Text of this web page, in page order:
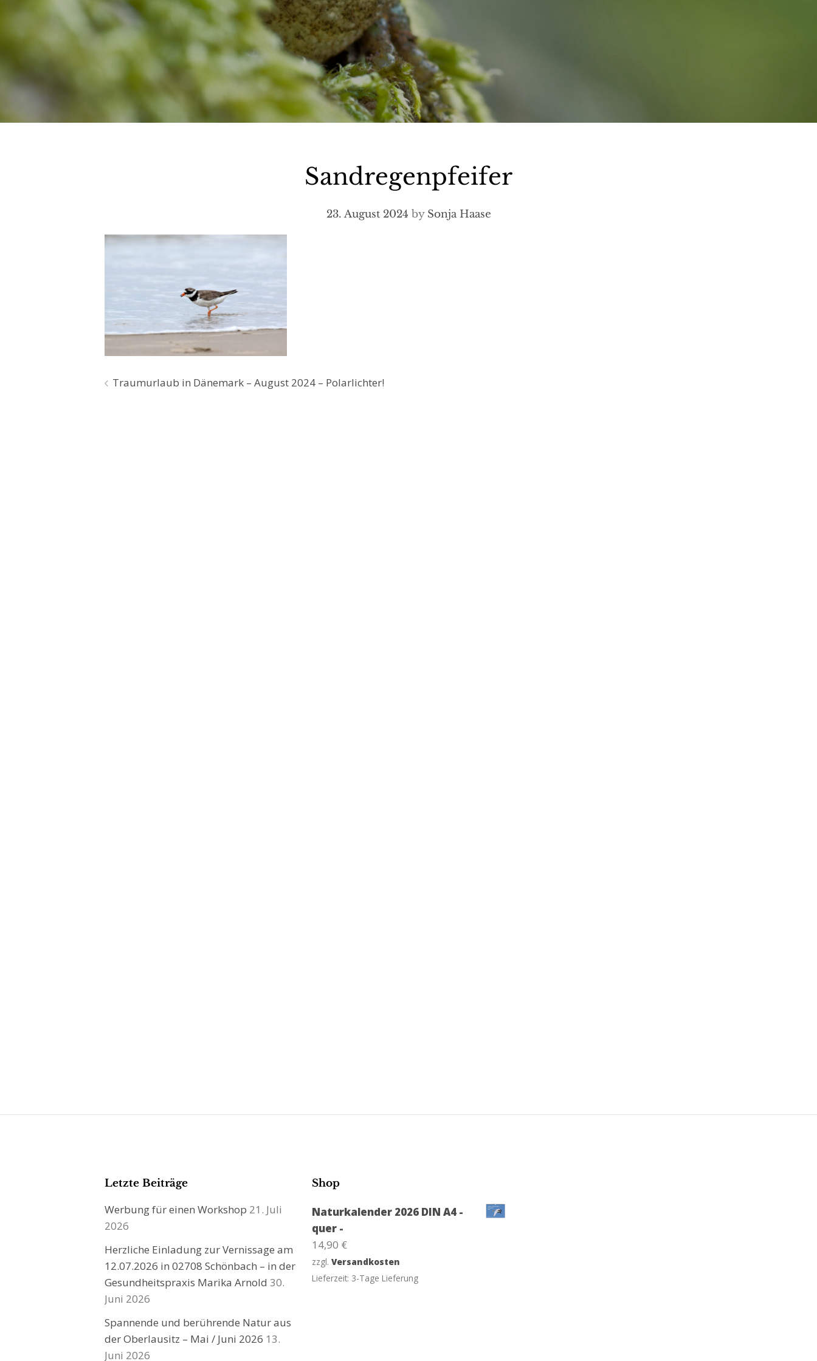
Sandregenpfeifer
23. August 2024 by Sonja Haase
Beitragsnavigation
Traumurlaub in Dänemark – August 2024 – Polarlichter!
Letzte Beiträge
Werbung für einen Workshop 21. Juli
2026
Herzliche Einladung zur Vernissage am
12.07.2026 in 02708 Schönbach – in der
Gesundheitspraxis Marika Arnold 30.
Juni 2026
Spannende und berührende Natur aus
der Oberlausitz – Mai / Juni 2026 13.
Juni 2026
Shop
Naturkalender 2026 DIN A4 -
quer -
14,90 €
zzgl.Versandkosten
Lieferzeit: 3-Tage Lieferung